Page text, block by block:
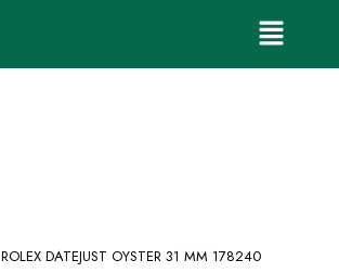
ROLEX DATEJUST OYSTER 31 MM 178240